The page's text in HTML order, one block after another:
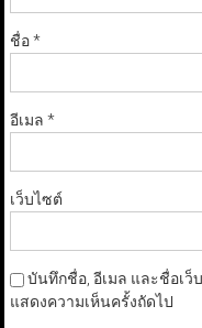
ชื่อ*
อีเมล *
เว็บไซต์
บันทึกชื่อ, อีเมล และชื่อเ
แสดงความเห็นครั้งถัดไป